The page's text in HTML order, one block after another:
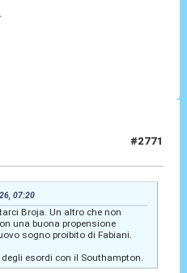
#2771
07:20
Broja. Un altro che non
una buona propensione
sogno proibito di Fabiani.
esordi con il Southampton.